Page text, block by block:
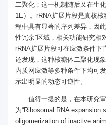
二聚化；这一机制随后又在生
1E）。rRNA扩展片段是真核
程中具有显著的序列差异，因
性冗余”区域，相关功能研究相
rRNA扩展片段可在应激条件下
还发现，这种核糖体二聚化现
内质网应激等多种条件下均可
示出明显的动态可逆性。
值得一提的是，在本研究
为“Ribosomal RNA expansion
oligomerization of inactive